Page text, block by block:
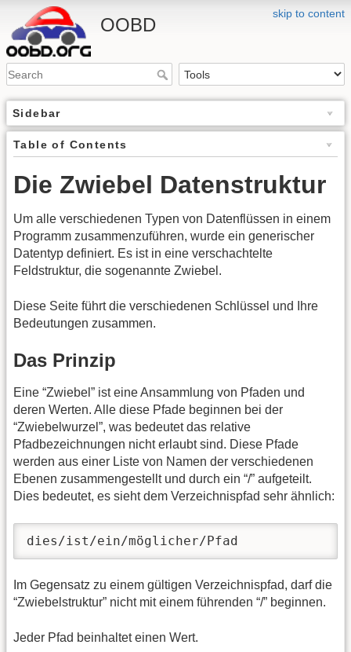
skip to content
OOBD
Sidebar
Table of Contents
Die Zwiebel Datenstruktur
Um alle verschiedenen Typen von Datenflüssen in einem
Programm zusammenzuführen, wurde ein generischer
Datentyp definiert. Es ist in eine verschachtelte
Feldstruktur, die sogenannte Zwiebel.
Diese Seite führt die verschiedenen Schlüssel und Ihre
Bedeutungen zusammen.
Das Prinzip
Eine “Zwiebel” ist eine Ansammlung von Pfaden und
deren Werten. Alle diese Pfade beginnen bei der
“Zwiebelwurzel”, was bedeutet das relative
Pfadbezeichnungen nicht erlaubt sind. Diese Pfade
werden aus einer Liste von Namen der verschiedenen
Ebenen zusammengestellt und durch ein “/” aufgeteilt.
Dies bedeutet, es sieht dem Verzeichnispfad sehr ähnlich:
dies/ist/ein/möglicher/Pfad
Im Gegensatz zu einem gültigen Verzeichnispfad, darf die
“Zwiebelstruktur” nicht mit einem führenden “/” beginnen.
Jeder Pfad beinhaltet einen Wert.